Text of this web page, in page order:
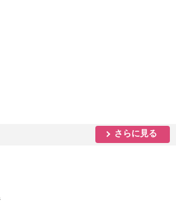
さらに見る